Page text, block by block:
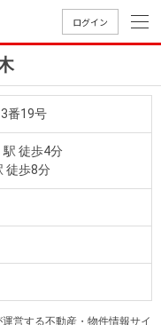
ログイン
築・
却
案内（関
Way
番19号
駅 徒歩4分
徒歩8分
営する不動産・物件情報サイ